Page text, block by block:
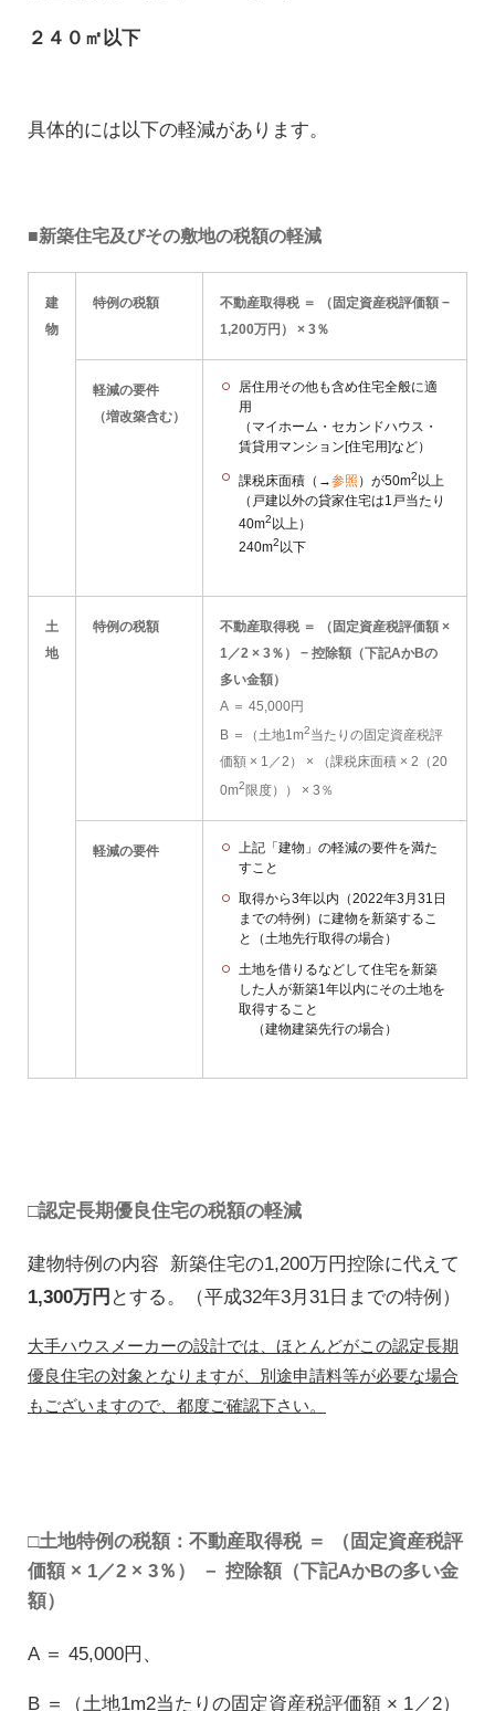
２４０㎡以下
具体的には以下の軽減があります。
■新築住宅及びその敷地の税額の軽減
建
物
特例の税額
不動産取得税 ＝ （固定資産税評価額 −
1,200万円） × 3％
軽減の要件
（増改築含む）
居住用その他も含め住宅全般に適
用
（マイホーム・セカンドハウス・
賃貸用マンション[住宅用]など）
課税床面積（→参照 ）が50m2以上
（戸建以外の貸家住宅は1戸当たり
40m2以上）
240m2以下
土
地
特例の税額
不動産取得税 ＝ （固定資産税評価額 ×
1／2 × 3％） − 控除額（下記AかBの
多い金額）
A ＝ 45,000円
B ＝（土地1m2当たりの固定資産税評
価額 × 1／2） × （課税床面積 × 2（20
0m2限度）） × 3％
軽減の要件
上記「建物」の軽減の要件を満た
すこと
取得から3年以内（2022年3月31日
までの特例）に建物を新築するこ
と（土地先行取得の場合）
土地を借りるなどして住宅を新築
した人が新築1年以内にその土地を
取得すること
（建物建築先行の場合）
□認定長期優良住宅の税額の軽減
建物特例の内容 新築住宅の1,200万円控除に代えて
1,300万円 とする。（平成32年3月31日までの特例）
大手ハウスメーカーの設計では、ほとんどがこの認定長期
優良住宅の対象となりますが、別途申請料等が必要な場合
もございますので、都度ご確認下さい。
□土地特例の税額：不動産取得税 ＝ （固定資産税評
価額 × 1／2 × 3％） － 控除額（下記AかBの多い金
額）
A ＝ 45,000円、
B ＝（土地1m2当たりの固定資産税評価額 × 1／2）